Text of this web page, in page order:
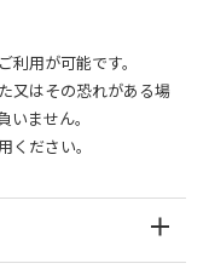
用が可能です。
又はその恐れがある場
いません。
ください。